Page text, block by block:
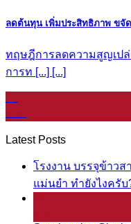
ลดต้นทุน เพิ่มประสิทธิภาพ ขจัด
ทฤษฎีการลดความสูญเป
การท [...] [...]
Latest Posts
โรงงาน บรรจุข้าว
แม่นยำ ทำยังไงครับ